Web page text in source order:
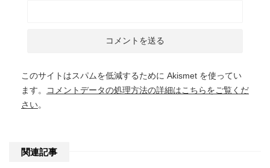
このサイトはスパムを低減するために Akismet を使ってい
ます。
コメントデータの処理方法の詳細はこちらをご覧くだ
さい。
関連記事